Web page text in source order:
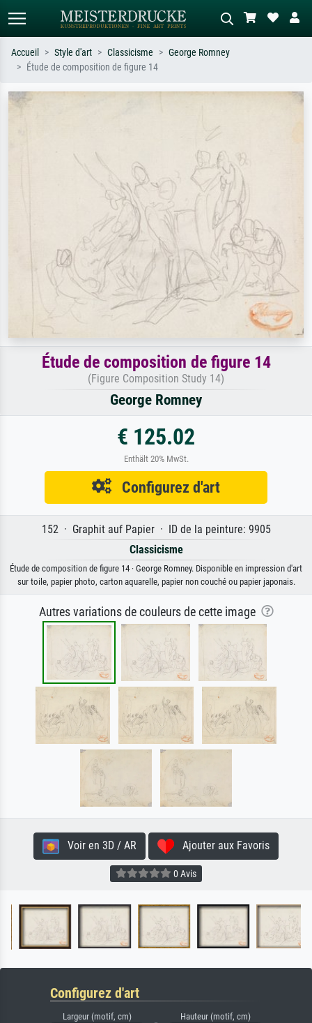
Recherchez par artiste, titre ou style –
tableau sombre, nu debout près d'un
Accueil Style d'art Classicisme
George Romney
Étude de composition de figure 14
Étude de composition de figure 14
(Figure Composition Study 14)
George Romney
€ 125.02
Enthält 20% MwSt.
Configurez d'art
152 · Graphit auf Papier · ID de la peinture: 9905
Classicisme
Étude de composition de figure 14 · George Romney. Disponible en impression d'art
sur toile, papier photo, carton aquarelle, papier non couché ou papier japonais.
Autres variations de couleurs de cette image
Voir en 3D / AR Ajouter aux Favoris
0 Avis
Configurez d'art
Largeur (motif, cm) Hauteur (motif, cm)